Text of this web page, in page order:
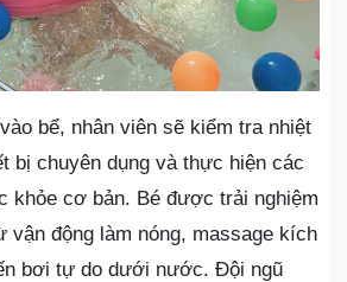
bể, nhân viên sẽ kiểm tra nhiệt
bị chuyên dụng và thực hiện các
khỏe cơ bản. Bé được trải nghiệm
vận động làm nóng, massage kích
bơi tự do dưới nước. Đội ngũ